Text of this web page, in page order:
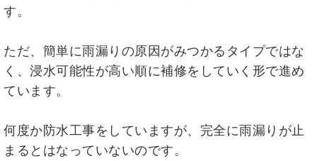
す。
ただ、簡単に雨漏りの原因がみつかるタイプではな
く、浸水可能性が高い順に補修をしていく形で進め
ています。
何度か防水工事をしていますが、完全に雨漏りが止
まるとはなっていないのです。